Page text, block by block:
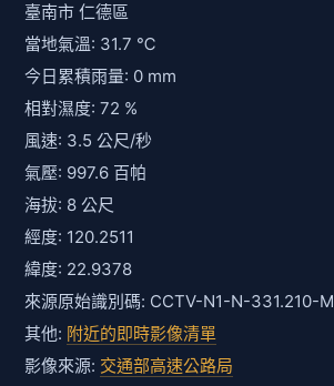
臺南市 仁德區
當地氣溫: 31.7 ℃
今日累積雨量: 0 mm
相對濕度: 72 %
風速: 3.5 公尺/秒
氣壓: 997.6 百帕
海拔: 8 公尺
經度: 120.2511
緯度: 22.9378
來源原始識別碼: CCTV-N1-N-331.210-M
其他: 附近的即時影像清單
影像來源: 交通部高速公路局